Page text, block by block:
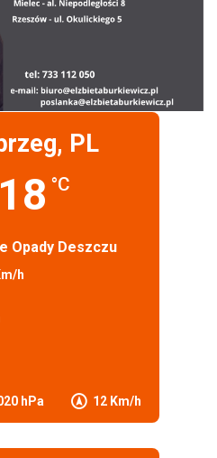
PL
18 °C
Opady Deszczu
hPa 12 Km/h
h